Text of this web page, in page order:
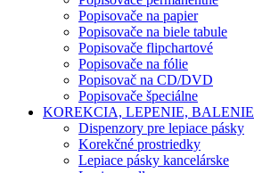
Popisovače na papier
Popisovače na biele tabule
Popisovače flipchartové
Popisovače na fólie
Popisovač na CD/DVD
Popisovače špeciálne
KOREKCIA, LEPENIE, BALENIE
Dispenzory pre lepiace pásky
Korekčné prostriedky
Lepiace pásky kancelárske